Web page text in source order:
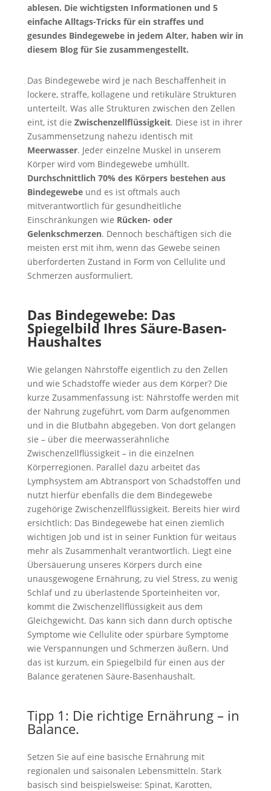
ablesen. Die wichtigsten Informationen und 5
einfache Alltags-Tricks für ein straffes und
gesundes Bindegewebe in jedem Alter, haben wir in
diesem Blog für Sie zusammengestellt.
Das Bindegewebe wird je nach Beschaffenheit in
lockere, straffe, kollagene und retikuläre Strukturen
unterteilt. Was alle Strukturen zwischen den Zellen
eint, ist die Zwischenzellflüssigkeit. Diese ist in ihrer
Zusammensetzung nahezu identisch mit
Meerwasser. Jeder einzelne Muskel in unserem
Körper wird vom Bindegewebe umhüllt.
Durchschnittlich 70% des Körpers bestehen aus
Bindegewebeund es ist oftmals auch
mitverantwortlich für gesundheitliche
Einschränkungen wie Rücken- oder
Gelenkschmerzen. Dennoch beschäftigen sich die
meisten erst mit ihm, wenn das Gewebe seinen
überforderten Zustand in Form von Cellulite und
Schmerzen ausformuliert.
Das Bindegewebe: Das
Spiegelbild Ihres Säure-Basen-
Haushaltes
Wie gelangen Nährstoffe eigentlich zu den Zellen
und wie Schadstoffe wieder aus dem Körper? Die
kurze Zusammenfassung ist: Nährstoffe werden mit
der Nahrung zugeführt, vom Darm aufgenommen
und in die Blutbahn abgegeben. Von dort gelangen
sie – über die meerwasserähnliche
Zwischenzellflüssigkeit – in die einzelnen
Körperregionen. Parallel dazu arbeitet das
Lymphsystem am Abtransport von Schadstoffen und
nutzt hierfür ebenfalls die dem Bindegewebe
zugehörige Zwischenzellflüssigkeit. Bereits hier wird
ersichtlich: Das Bindegewebe hat einen ziemlich
wichtigen Job und ist in seiner Funktion für weitaus
mehr als Zusammenhalt verantwortlich. Liegt eine
Übersäuerung unseres Körpers durch eine
unausgewogene Ernährung, zu viel Stress, zu wenig
Schlaf und zu überlastende Sporteinheiten vor,
kommt die Zwischenzellflüssigkeit aus dem
Gleichgewicht. Das kann sich dann durch optische
Symptome wie Cellulite oder spürbare Symptome
wie Verspannungen und Schmerzen äußern. Und
das ist kurzum, ein Spiegelbild für einen aus der
Balance geratenen Säure-Basenhaushalt.
Tipp 1: Die richtige Ernährung – in
Balance.
Setzen Sie auf eine basische Ernährung mit
regionalen und saisonalen Lebensmitteln. Stark
basisch sind beispielsweise: Spinat, Karotten,